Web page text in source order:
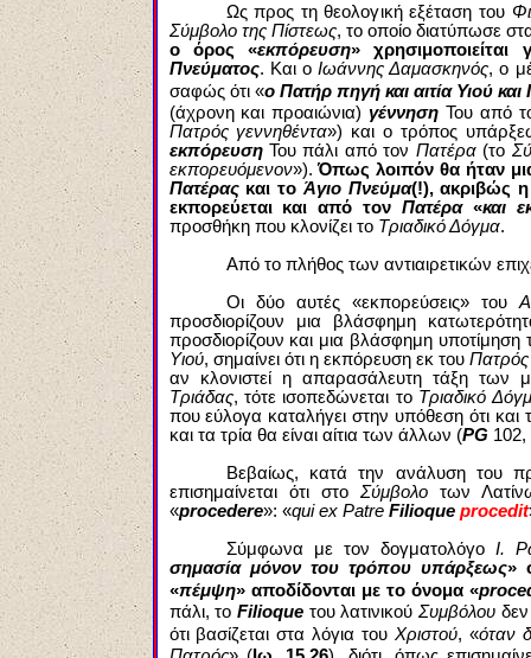
Ως προς τη θεολογική εξέταση του
Σύμβολο της Πίστεως, το οποίο διατύπωσε
ο όρος «εκπόρευση»
Πνεύματος. Και ο Ιωάννης Δαμασκηνός, ο
σαφώς ότι «ο Πατήρ πηγή και αιτία Υιού
(άχρονη και προαιώνια)γέννηση Του από
Πατρός γεννηθέντα») και ο τρόπος
εκπόρευσηΤου πάλι από τον Πατέρα (το
εκπορευόμενον»).Όπως λοιπόν θα ήταν
Πατέραςκαι το Άγιο Πνεύμα(!), ακριβώς η
εκπορεύεται και από τονΠατέρα«και
προσθήκη που κλονίζει το Τριαδικό Δόγμα.
Από το πλήθος των αντιαιρετικών
Οι δύο αυτές «εκπορεύσεις» του
προσδιορίζουν μια βλάσφημη
προσδιορίζουν και μια βλάσφημη υποτίμηση
Υιού, σημαίνει ότι η εκπόρευση εκ τουΠατρός
αν κλονιστεί η απαρασάλευτη τάξη των
Τριάδας, τότε ισοπεδώνεται το Τριαδικό
που εύλογα καταλήγει στην υπόθεση ότι
και τα τρία θα είναι αίτια των άλλων (PG
Βεβαίως, κατά την ανάλυση του
επισημαίνεται ότι στο Σύμβολοτων
«procedere»: «qui ex Patre Filioque procedit
Σύμφωνα με τον δογματολόγο Ι.
σημασία μόνον του τρόπου υπάρξεως»
«πέμψη» αποδίδονται με το όνομα «
πάλι, το Filioqueτου λατινικούΣυμβόλου
ότι βασίζεται στα λόγια του Χριστού, «όταν